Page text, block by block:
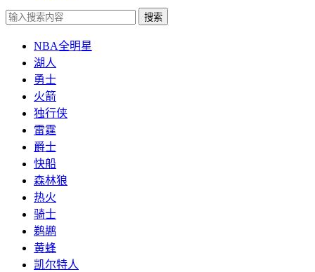
搜索
NBA全明星
湖人
勇士
火箭
独行侠
雷霆
爵士
快船
森林狼
热火
骑士
鹈鹕
黄蜂
凯尔特人